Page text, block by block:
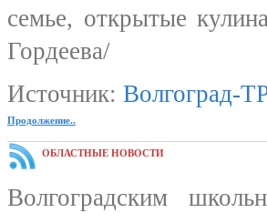
семье, открытые
Гордеева/
Источник: Волгоград-
Продолжение..
ОБЛАСТНЫЕ НОВОСТИ
Волгоградским